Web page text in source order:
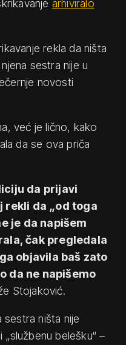
arhiviralo
rekla da ništa
sestra nije u
novosti
već je lično, kako
da se ova priča
da prijavi
rekli da „od toga
je da napišem
čak pregledala
objavila baš zato
da ne napišemo
Stojaković.
sestra ništa nije
„službenu belešku“ –